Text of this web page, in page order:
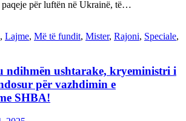
paqeje për luftën në Ukrainë, të…
, Lajme, Më të fundit, Mister, Rajoni, Speciale,
ndihmën ushtarake, kryeministri i
për vazhdimin e
SHBA!